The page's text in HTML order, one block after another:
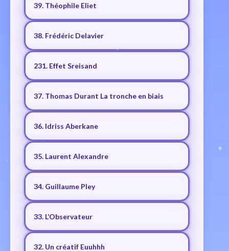
39. Théophile Eliet
38. Frédéric Delavier
231. Effet Sreisand
37. Thomas Durant La tronche en biais
36. Idriss Aberkane
35. Laurent Alexandre
34. Guillaume Pley
33. L’Observateur
32. Un créatif Euuhhh